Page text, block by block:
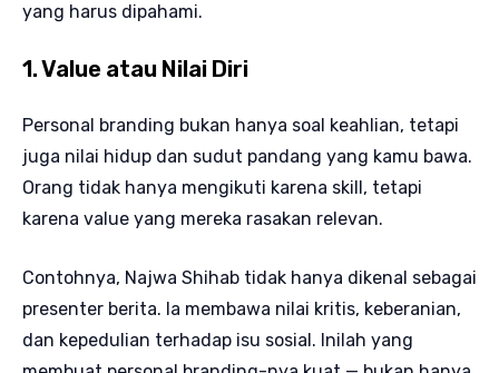
yang harus dipahami.
1. Value atau Nilai Diri
Personal branding bukan hanya soal keahlian, tetapi
juga nilai hidup dan sudut pandang yang kamu bawa.
Orang tidak hanya mengikuti karena skill, tetapi
karena value yang mereka rasakan relevan.
Contohnya, Najwa Shihab tidak hanya dikenal sebagai
presenter berita. Ia membawa nilai kritis, keberanian,
dan kepedulian terhadap isu sosial. Inilah yang